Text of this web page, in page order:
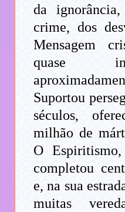
da
crime, dos
Mensagem
quase
Suportou
séculos,
milhão de
O
completou
e, na sua
muitas